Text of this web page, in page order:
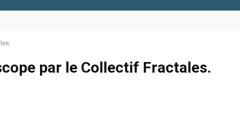
par le Collectif Fractales.